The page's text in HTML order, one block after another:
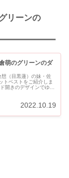
リーンの
萌のグリーンのダ
（目黒蓮）の妹・佐
トベストをご紹介しま
2022.10.19